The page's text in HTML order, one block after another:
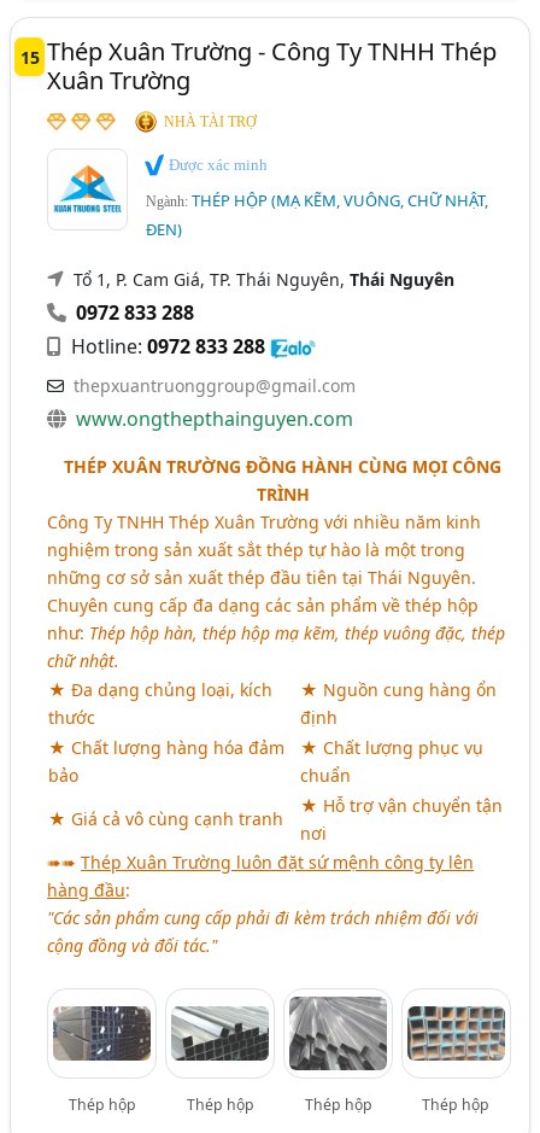
15 Thép Xuân Trường - Công Ty TNHH Thép
Xuân Trường
NHÀ TÀI TRỢ
Được xác minh
Ngành:THÉP HỘP (MẠ KẼM, VUÔNG, CHỮ NHẬT,
ĐEN)
Tổ 1, P. Cam Giá, TP. Thái Nguyên,Thái Nguyên
0972 833 288
Hotline:0972 833 288
thepxuantruonggroup@gmail.com
www.ongthepthainguyen.com
THÉP XUÂN TRƯỜNG ĐỒNG HÀNH CÙNG MỌI CÔNG
TRÌNH
Công Ty TNHH Thép Xuân Trường với nhiều năm kinh
nghiệm trong sản xuất sắt thép tự hào là một trong
những cơ sở sản xuất thép đầu tiên tại Thái Nguyên.
Chuyên cung cấp đa dạng các sản phẩm về thép hộp
như: Thép hộp hàn, thép hộp mạ kẽm, thép vuông đặc, thép
chữ nhật.
★ Đa dạng chủng loại, kích
thước
★ Nguồn cung hàng ổn
định
★ Chất lượng hàng hóa đảm
bảo
★ Chất lượng phục vụ
chuẩn
★ Giá cả vô cùng cạnh tranh
★ Hỗ trợ vận chuyển tận
nơi
➠➠Thép Xuân Trường luôn đặt sứ mệnh công ty lên
hàng đầu:
"Các sản phẩm cung cấp phải đi kèm trách nhiệm đối với
cộng đồng và đối tác."
Thép hộp Thép hộp Thép hộp Thép hộp